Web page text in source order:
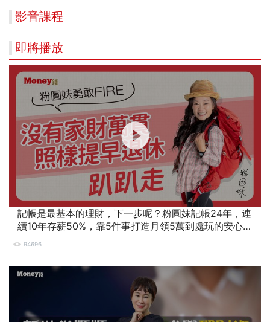
影音課程
即將播放
記帳是最基本的理財，下一步呢？粉圓妹記帳24年，連
續10年存薪50%，靠5件事打造月領5萬到處玩的安心退
94696